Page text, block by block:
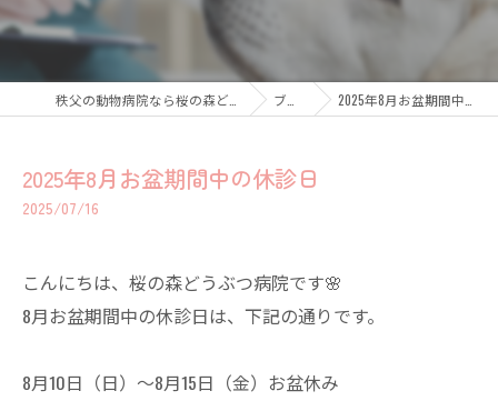
ブログ 2025年8月お盆期間中の休診日
2025年8月お盆期間中の休診日
2025/07/16
こんにちは、桜の森どうぶつ病院です🌸
8月お盆期間中の休診日は、下記の通りです。
8月10日（日）～8月15日（金）お盆休み